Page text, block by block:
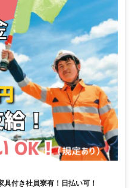
付き社員寮有！日払い可！